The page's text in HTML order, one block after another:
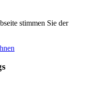
stimmen Sie der